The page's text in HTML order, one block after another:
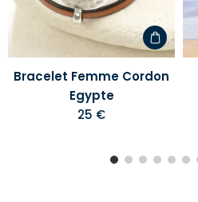
d'envies
Bracelet Femme Cordon
Egypte
25 €